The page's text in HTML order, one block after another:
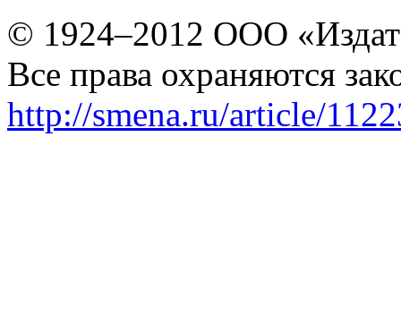
© 1924–2012 ООО
Все права охраняются
http://smena.ru/article/